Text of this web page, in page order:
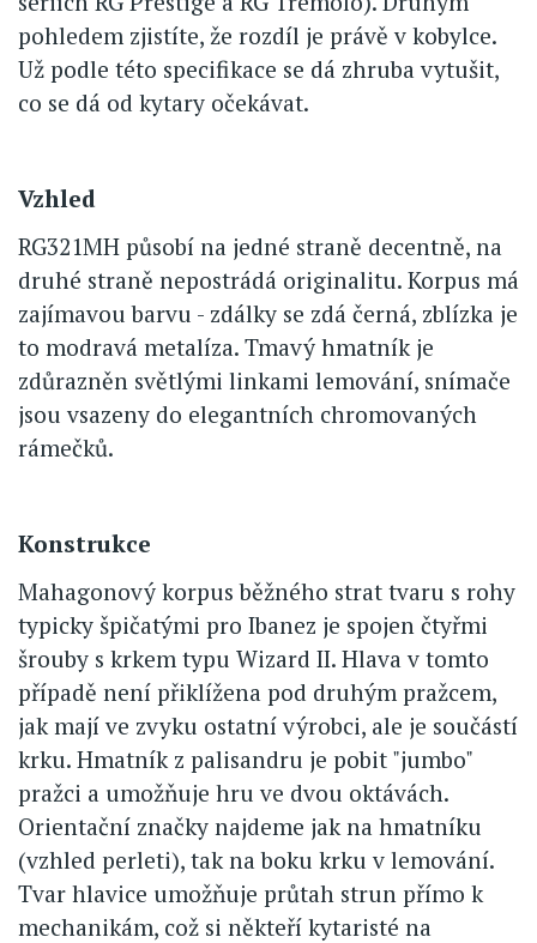
pohledem zjistíte, že rozdíl je právě v kobylce.
Už podle této specifikace se dá zhruba vytušit,
co se dá od kytary očekávat.
Vzhled
RG321MH působí na jedné straně decentně, na
druhé straně nepostrádá originalitu. Korpus má
zajímavou barvu - zdálky se zdá černá, zblízka je
to modravá metalíza. Tmavý hmatník je
zdůrazněn světlými linkami lemování, snímače
jsou vsazeny do elegantních chromovaných
rámečků.
Konstrukce
Mahagonový korpus běžného strat tvaru s rohy
typicky špičatými pro Ibanez je spojen čtyřmi
šrouby s krkem typu Wizard II. Hlava v tomto
případě není přiklížena pod druhým pražcem,
jak mají ve zvyku ostatní výrobci, ale je součástí
krku. Hmatník z palisandru je pobit "jumbo"
pražci a umožňuje hru ve dvou oktávách.
Orientační značky najdeme jak na hmatníku
(vzhled perleti), tak na boku krku v lemování.
Tvar hlavice umožňuje průtah strun přímo k
mechanikám, což si někteří kytaristé na